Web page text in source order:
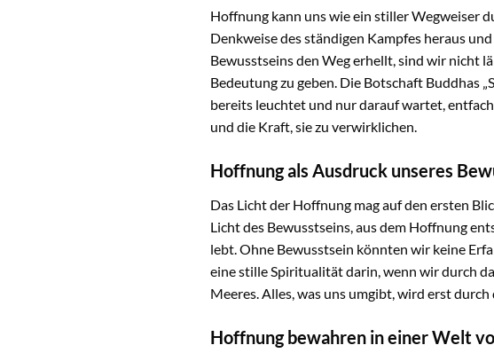
Hoffnung kann uns wie ein stiller Wegweiser
Denkweise des ständigen Kampfes heraus
Bewusstseins den Weg erhellt, sind wir nicht
Bedeutung zu geben. Die Botschaft Buddhas
bereits leuchtet und nur darauf wartet,
und die Kraft, sie zu verwirklichen.
Hoffnung als Ausdruck unseres
Das Licht der Hoffnung mag auf den ersten
Licht des Bewusstseins, aus dem Hoffnung
lebt. Ohne Bewusstsein könnten wir keine
eine stille Spiritualität darin, wenn wir durch
Meeres. Alles, was uns umgibt, wird erst
Hoffnung bewahren in einer Welt